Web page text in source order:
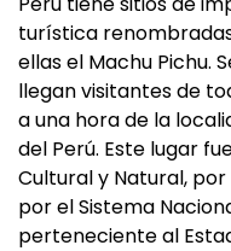
turística
ellas el Machu Pichu.
llegan visitantes de
a una hora de la
del Perú. Este lugar
Cultural y Natural,
por el Sistema
perteneciente al